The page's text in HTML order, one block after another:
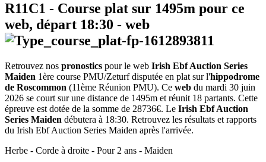
R11C1 - Course plat sur 1495m pour ce
web, départ 18:30 - web
Retrouvez nos pronostics pour le web Irish Ebf Auction Series
Maiden 1ère course PMU/Zeturf disputée en plat sur l'hippodrome
de Roscommon (11ème Réunion PMU). Ce web du mardi 30 juin
2026 se court sur une distance de 1495m et réunit 18 partants. Cette
épreuve est dotée de la somme de 28736€. Le Irish Ebf Auction
Series Maiden débutera à 18:30. Retrouvez les résultats et rapports
du Irish Ebf Auction Series Maiden après l'arrivée.
Herbe - Corde à droite - Pour 2 ans - Maiden